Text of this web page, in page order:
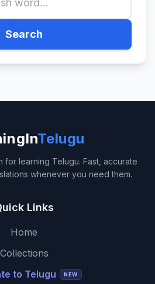
Search
Telugu
for learning Telugu. Fast, accurate
whenever you need them.
Links
Home
Collections
to Telugu
NEW